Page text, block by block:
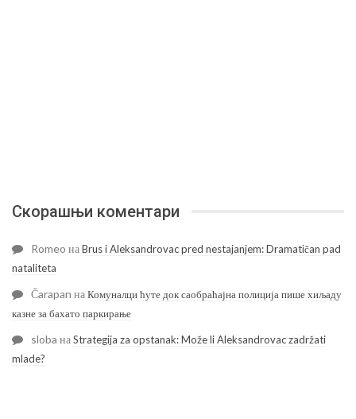
Скорашњи коментари
Romeo наBrus i Aleksandrovac pred nestajanjem: Dramatičan pad
nataliteta
Čarapan наКомуналци ћуте док саобраћајна полиција пише хиљаду
казне за бахато паркирање
sloba наStrategija za opstanak: Može li Aleksandrovac zadržati
mlade?